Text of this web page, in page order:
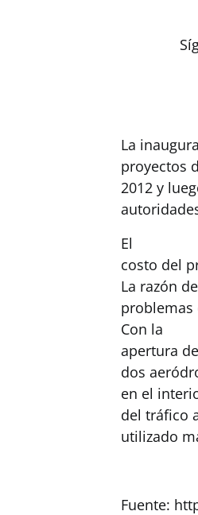
La
proyectos
2012 y
El
costo del
La razón
problemas
Con la
apertura
dos
en el
del tráfico
utilizado
Fuente: